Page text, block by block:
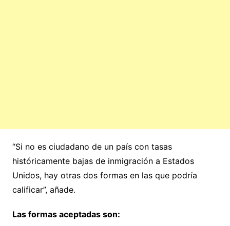
“Si no es ciudadano de un país con tasas
históricamente bajas de inmigración a Estados
Unidos, hay otras dos formas en las que podría
calificar”, añade.
Las formas aceptadas son: